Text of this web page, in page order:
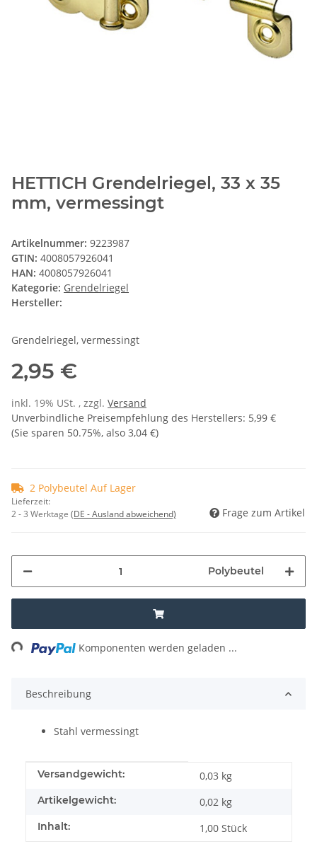
HETTICH Grendelriegel, 33 x 35
mm, vermessingt
Artikelnummer: 9223987
GTIN: 4008057926041
HAN: 4008057926041
Kategorie: Grendelriegel
Hersteller:
Grendelriegel, vermessingt
2,95 €
inkl. 19% USt. , zzgl. Versand
Unverbindliche Preisempfehlung des Herstellers: 5,99 €
(Sie sparen 50.75%, also 3,04 €)
2 Polybeutel Auf Lager
Lieferzeit:
2 - 3 Werktage (DE - Ausland abweichend) Frage zum Artikel
Polybeutel
Komponenten werden geladen ...
Beschreibung
Stahl vermessingt
Produkteigenschaft
Wert
Versandgewicht: 0,03 kg
Artikelgewicht: 0,02 kg
Inhalt: 1,00 Stück